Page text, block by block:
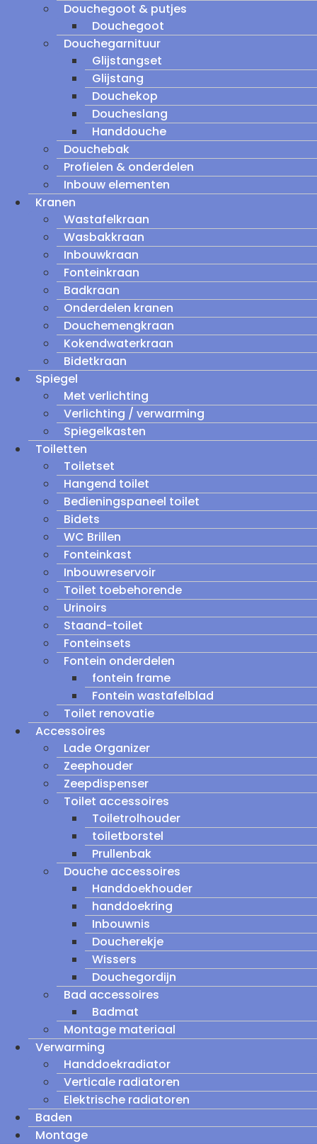
Douchegoot & putjes
Douchegoot
Douchegarnituur
Glijstangset
Glijstang
Douchekop
Doucheslang
Handdouche
Douchebak
Profielen & onderdelen
Inbouw elementen
Kranen
Wastafelkraan
Wasbakkraan
Inbouwkraan
Fonteinkraan
Badkraan
Onderdelen kranen
Douchemengkraan
Kokendwaterkraan
Bidetkraan
Spiegel
Met verlichting
Verlichting / verwarming
Spiegelkasten
Toiletten
Toiletset
Hangend toilet
Bedieningspaneel toilet
Bidets
WC Brillen
Fonteinkast
Inbouwreservoir
Toilet toebehorende
Urinoirs
Staand-toilet
Fonteinsets
Fontein onderdelen
fontein frame
Fontein wastafelblad
Toilet renovatie
Accessoires
Lade Organizer
Zeephouder
Zeepdispenser
Toilet accessoires
Toiletrolhouder
toiletborstel
Prullenbak
Douche accessoires
Handdoekhouder
handdoekring
Inbouwnis
Doucherekje
Wissers
Douchegordijn
Bad accessoires
Badmat
Montage materiaal
Verwarming
Handdoekradiator
Verticale radiatoren
Elektrische radiatoren
Baden
Montage